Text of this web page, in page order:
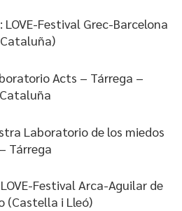
Festival Grec-Barcelona
Acts – Tárrega –
Cataluña
Laboratorio de los miedos
– Tárrega
Festival Arca-Aguilar de
(Castella i Lleó)